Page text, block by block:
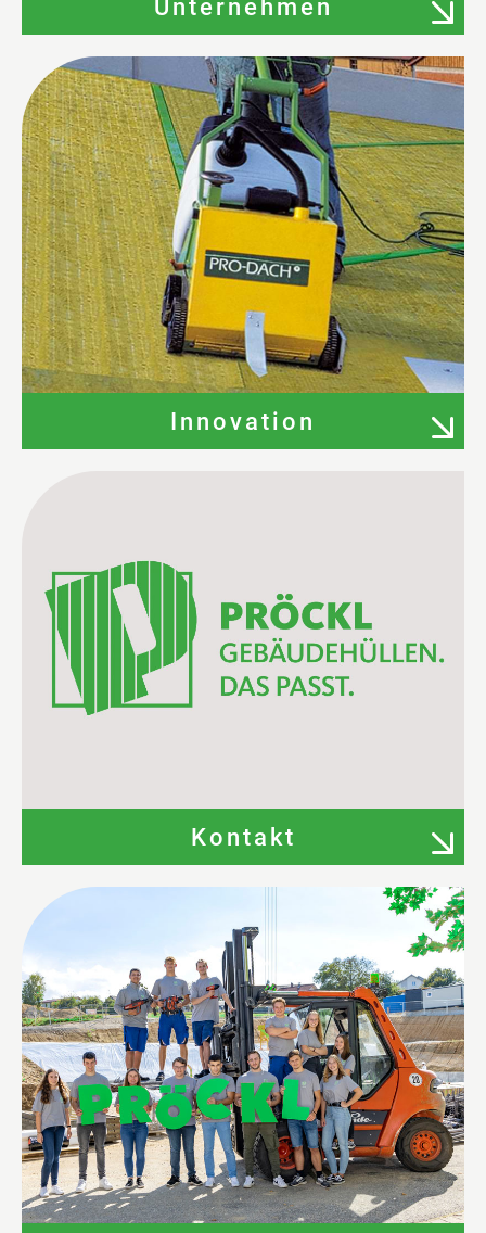
Unternehmen
Innovation
Kontakt